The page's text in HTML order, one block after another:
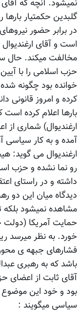
نمیشود. آنچه که
گلبدین حکمتیار
در برابر حضور
است و آقای
مخالفت میکند. حال
حزب اسلامی را با
خوانده بود چگونه
کرده و امروز قانونی
بارها اعلام کرده
ارغندیوال) شماری از
آمده و به کار سیاسی
ارغندیوال می گوید:
رو نما نشده و حزب
داشته و در راستای
دیدگاه میان این دو
مشاهده نمیشود بلکه
حمایت آمریکا
خورد. به نظر میرسد
فشارهای جبهه ی
باشد که به رهبری
آقای ثابت از اعضای
بود و خود این موضوع
سیاسی میگویند :